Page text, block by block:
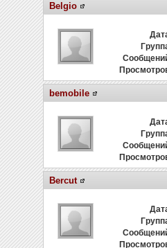
Belgio
bemobile
Bercut